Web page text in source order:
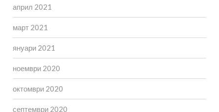
април 2021
март 2021
януари 2021
ноември 2020
октомври 2020
септември 2020